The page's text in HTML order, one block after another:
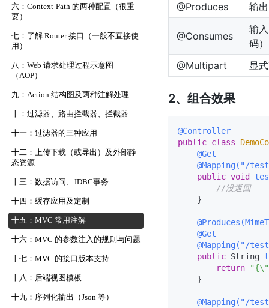
六：Context-Path 的两种配置（很重
要）
七：了解 Router 接口（一般不直接使
用）
八：Web 请求处理过程示意图
（AOP）
九：Action 结构图及两种注解处理
十：过滤器、路由拦截器、拦截器
十一：过滤器的三种应用
十二：上传下载（或导出）及外部静
态资源
十三：数据访问、JDBC事务
十四：缓存应用及定制
十五：MVC 常用注解
十六：MVC 的参数注入的规则与问题
十七：MVC 的接口版本支持
十八：后端视图模板
十九：序列化输出（Json 等）
@Produces 输
@Consumes
输
码）
@Multipart
显
2、组合效果
@Controller
public class
@Get
@Mapping("/
public void
//没返回
    }
@Get
@Mapping("/
public String
return
    }
@Mapping("/